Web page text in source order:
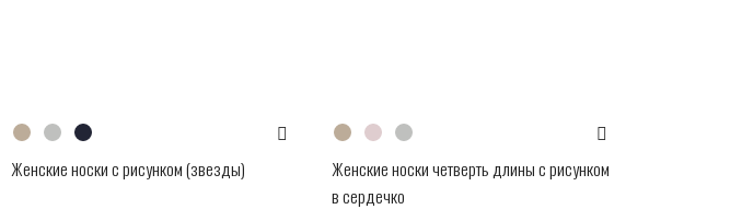
Женские носки с рисунком (звезды)
Женские носки четверть длины с рисунком
в сердечко